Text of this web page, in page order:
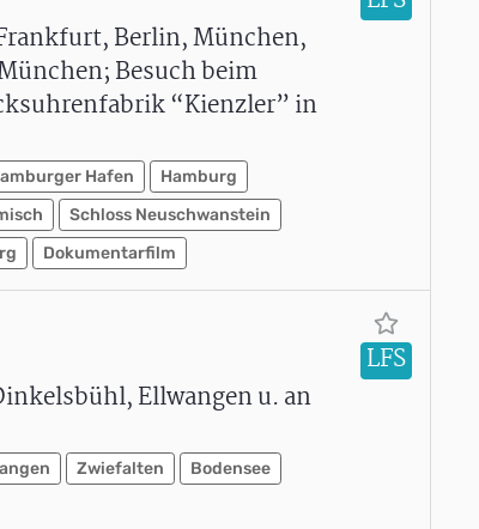
Berlin, München,
Besuch beim
“Kienzler” in
Hafen
Hamburg
Schloss Neuschwanstein
Dokumentarfilm
Ellwangen u. an
Zwiefalten
Bodensee
LFS